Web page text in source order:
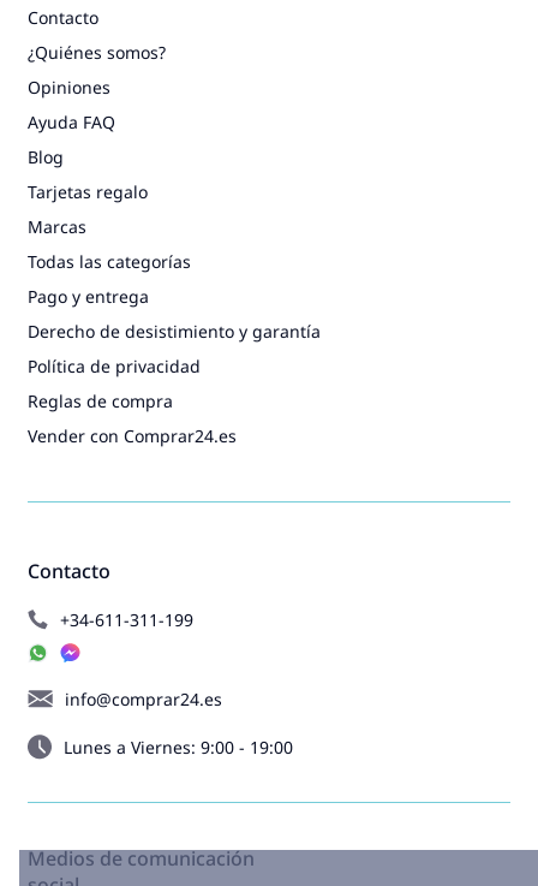
Contacto
+34-611-311-199
info@comprar24.es
Lunes a Viernes: 9:00 - 19:00
Contacto
¿Quiénes somos?
Opiniones
Ayuda FAQ
Blog
Tarjetas regalo
Marcas
Todas las categorías
Pago y entrega
Derecho de desistimiento y garantía
Política de privacidad
Reglas de compra
Vender con Comprar24.es
Medios de comunicación